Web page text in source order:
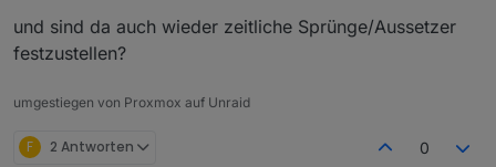
folge dessen bzw weiß nicht ob das der Fehler ist,
und sind da auch wieder zeitliche Sprünge/Aussetzer
festzustellen?
umgestiegen von Proxmox auf Unraid
F 2 Antworten 0